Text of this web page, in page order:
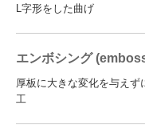
L字形をした曲げ
エンボシング
厚板に大きな変化を与え
工